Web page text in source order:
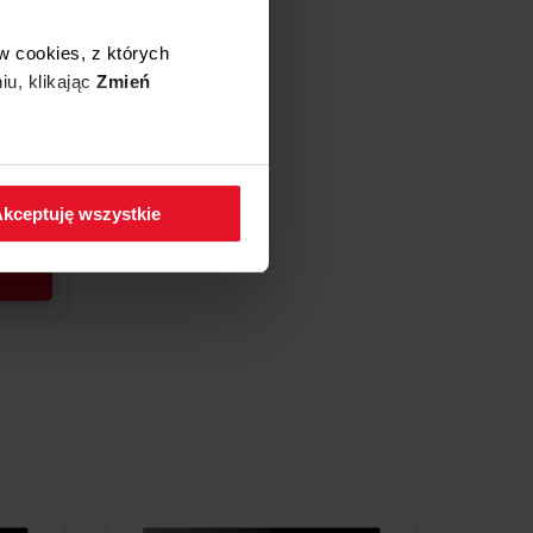
cookies, z których
klikając Zmień
zakładkęPolityka
wszystkie